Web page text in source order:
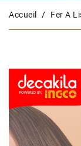
Quincaillerie
Fitness
Maison
Et
Bureau
Accueil Fer A